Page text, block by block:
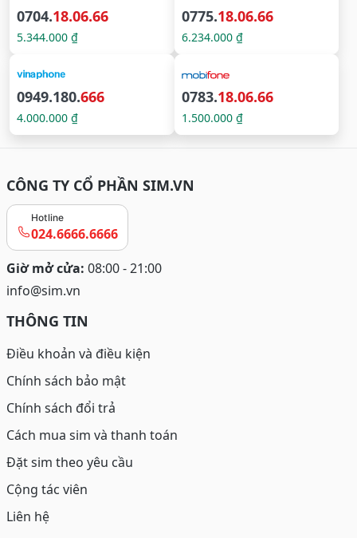
0704.18.06.66
5.344.000 ₫
0775.18.06.66
6.234.000 ₫
0949.180.666
4.000.000 ₫
0783.18.06.66
1.500.000 ₫
CÔNG TY CỔ PHẦN SIM.VN
Hotline
024.6666.6666
Giờ mở cửa: 08:00 - 21:00
info@sim.vn
THÔNG TIN
Điều khoản và điều kiện
Chính sách bảo mật
Chính sách đổi trả
Cách mua sim và thanh toán
Đặt sim theo yêu cầu
Cộng tác viên
Liên hệ